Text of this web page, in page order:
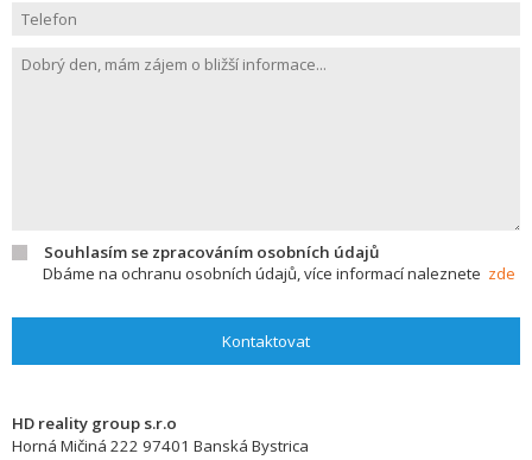
Souhlasím se zpracováním osobních údajů
Dbáme na ochranu osobních údajů, více informací naleznete zde
Kontaktovat
HD reality group s.r.o
Horná Mičiná 222 97401 Banská Bystrica